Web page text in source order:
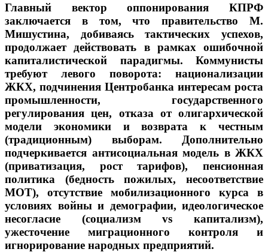
Главный вектор оппонирования КПРФ
заключается в том, что правительство М.
Мишустина, добиваясь тактических успехов,
продолжает действовать в рамках ошибочной
капиталистической парадигмы. Коммунисты
требуют левого поворота: национализации
ЖКХ, подчинения Центробанка интересам роста
промышленности, государственного
регулирования цен, отказа от олигархической
модели экономики и возврата к честным
(традиционным) выборам. Дополнительно
подчеркивается антисоциальная модель в ЖКХ
(приватизация, рост тарифов), пенсионная
политика (бедность пожилых, несоответствие
МОТ), отсутствие мобилизационного курса в
условиях войны и демографии, идеологическое
несогласие (социализм vs капитализм),
ужесточение миграционного контроля и
игнорирование народных предприятий.